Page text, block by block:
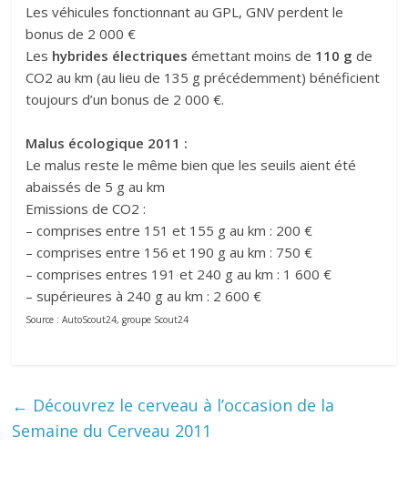
Les véhicules fonctionnant au GPL, GNV perdent le
bonus de 2 000 €
Les hybrides électriques émettant moins de 110 gde
CO2 au km (au lieu de 135 g précédemment) bénéficient
toujours d’un bonus de 2 000 €.
Malus écologique 2011 :
Le malus reste le même bien que les seuils aient été
abaissés de 5 g au km
Emissions de CO2 :
– comprises entre 151 et 155 g au km : 200 €
– comprises entre 156 et 190 g au km : 750 €
– comprises entres 191 et 240 g au km : 1 600 €
– supérieures à 240 g au km : 2 600 €
Source : AutoScout24, groupe Scout24
← Découvrez le cerveau à l’occasion de la
Semaine du Cerveau 2011